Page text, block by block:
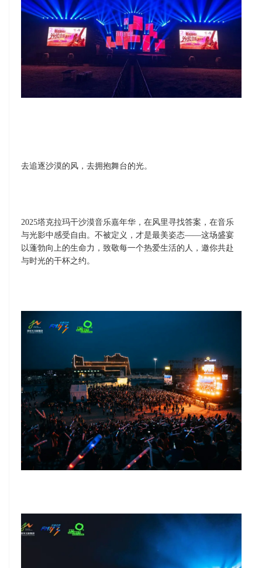
去追逐沙漠的风，去拥抱舞台的光。
2025塔克拉玛干沙漠音乐嘉年华，在风里寻找答案，在音乐
与光影中感受自由。不被定义，才是最美姿态——这场盛宴
以蓬勃向上的生命力，致敬每一个热爱生活的人，邀你共赴
与时光的干杯之约。